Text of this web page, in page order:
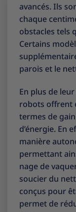
avancés. Ils
chaque
obstacles tels
Certains
parois et le
En plus de
robots offrent
termes de
d’énergie. En
manière
permettant
nage de
soucier du
conçus pour
permet de